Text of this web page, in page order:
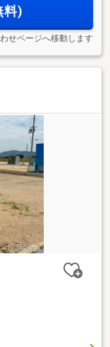
料)
せページへ移動します